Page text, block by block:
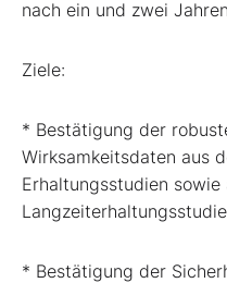
nach ein und zwei
Ziele:
* Bestätigung der
Wirksamkeitsdaten aus
Erhaltungsstudien
Langzeiterhaltungsstudie
* Bestätigung der